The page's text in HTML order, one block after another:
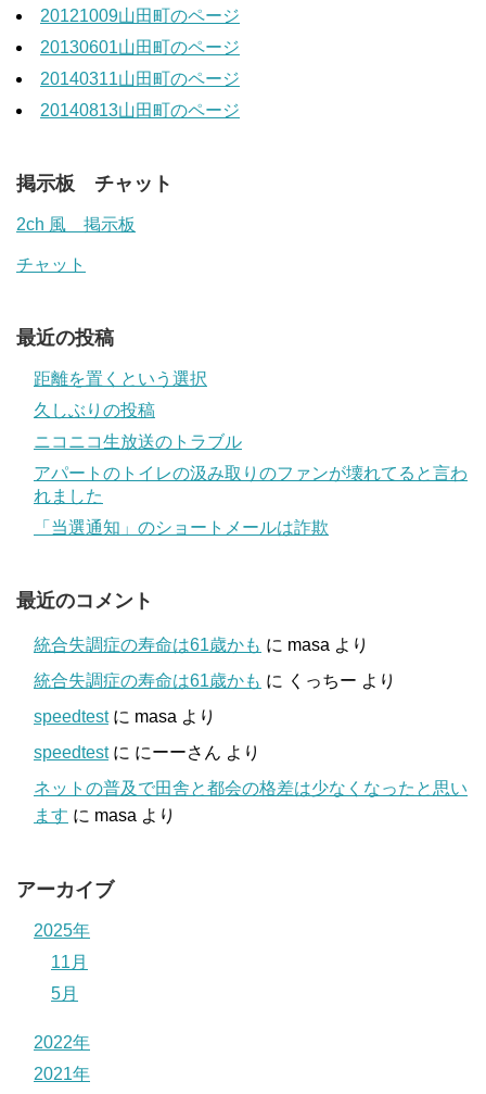
20121009山田町のページ
20130601山田町のページ
20140311山田町のページ
20140813山田町のページ
掲示板 チャット
2ch 風 掲示板
チャット
最近の投稿
距離を置くという選択
久しぶりの投稿
ニコニコ生放送のトラブル
アパートのトイレの汲み取りのファンが壊れてると言わ
れました
「当選通知」のショートメールは詐欺
最近のコメント
統合失調症の寿命は61歳かも に masa より
統合失調症の寿命は61歳かも に くっちー より
speedtestに masa より
speedtestに にーーさん より
ネットの普及で田舎と都会の格差は少なくなったと思い
ます に masa より
アーカイブ
2025年
11月
5月
2022年
2021年